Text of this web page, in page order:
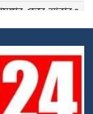
জেরে আবারও
টোল
চলাচলের